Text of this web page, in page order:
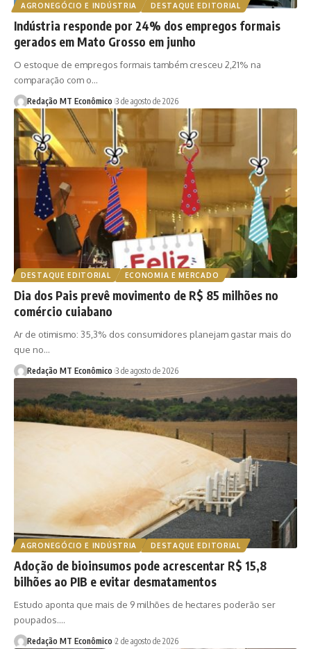
AGRONEGÓCIO E INDÚSTRIA DESTAQUE EDITORIAL
Indústria responde por 24% dos empregos formais
gerados em Mato Grosso em junho
O estoque de empregos formais também cresceu 2,21% na
comparação com o…
Redação MT Econômico 3 de agosto de 2026
DESTAQUE EDITORIAL ECONOMIA E MERCADO
Dia dos Pais prevê movimento de R$ 85 milhões no
comércio cuiabano
Ar de otimismo: 35,3% dos consumidores planejam gastar mais do
que no…
Redação MT Econômico 3 de agosto de 2026
AGRONEGÓCIO E INDÚSTRIA DESTAQUE EDITORIAL
Adoção de bioinsumos pode acrescentar R$ 15,8
bilhões ao PIB e evitar desmatamentos
Estudo aponta que mais de 9 milhões de hectares poderão ser
poupados.…
Redação MT Econômico 2 de agosto de 2026